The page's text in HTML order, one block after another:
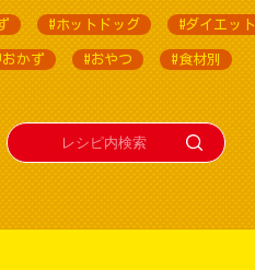
#ホットドッグ #ダイエット
おかず #おやつ #食材別